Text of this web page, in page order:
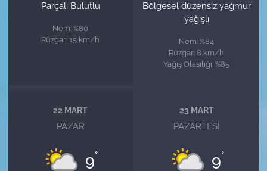
Parçalı Bulutlu
Nem: %80
Rüzgar: 15 km/h
Bölgesel düzensiz yağmur
yağışlı
Nem: %84
Rüzgar: 8 km/h
Yağış Olasılığı: %85
22 MART
PAZAR
9°
23 MART
PAZARTESI
9°